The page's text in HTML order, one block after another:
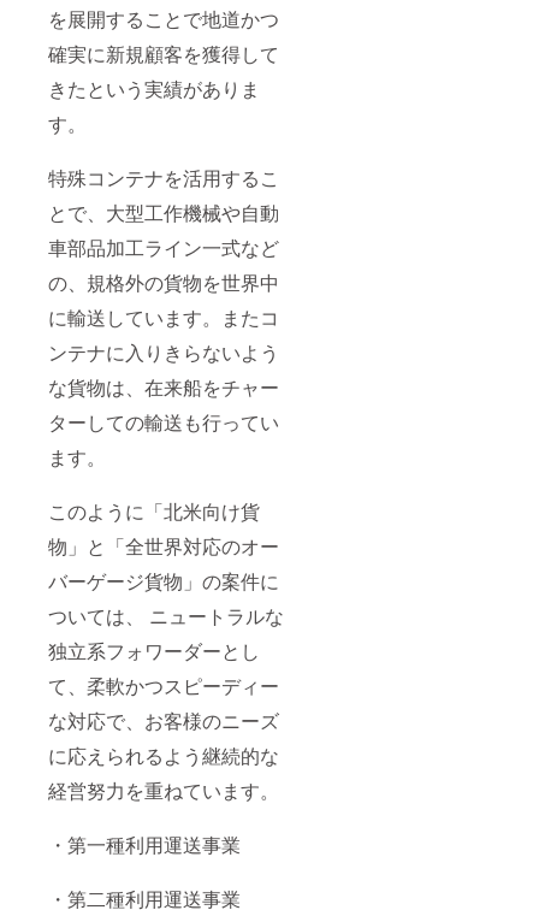
を展開することで地道かつ
確実に新規顧客を獲得して
きたという実績がありま
す。
特殊コンテナを活⽤するこ
とで、⼤型⼯作機械や⾃動
⾞部品加⼯ライン⼀式など
の、規格外の貨物を世界中
に輸送しています。またコ
ンテナに⼊りきらないよう
な貨物は、在来船をチャー
ターしての輸送も⾏ってい
ます。
このように「北⽶向け貨
物」と「全世界対応のオー
バーゲージ貨物」の案件に
ついては、 ニュートラルな
独⽴系フォワーダーとし
て、柔軟かつスピーディー
な対応で、お客様のニーズ
に応えられるよう継続的な
経営努⼒を重ねています。
・第⼀種利⽤運送事業
・第⼆種利⽤運送事業